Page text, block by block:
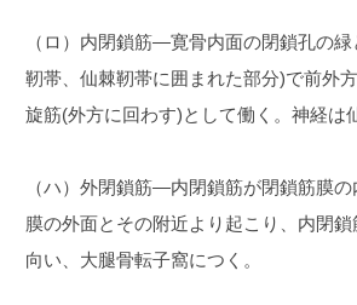
（ロ）内閉鎖筋―寛骨内面の閉鎖孔の
靭帯、仙棘靭帯に囲まれた部分)で前外
旋筋(外方に回わす)として働く。神経
（ハ）外閉鎖筋―内閉鎖筋が閉鎖筋膜
膜の外面とその附近より起こり、内閉
向い、大腿骨転子窩につく。